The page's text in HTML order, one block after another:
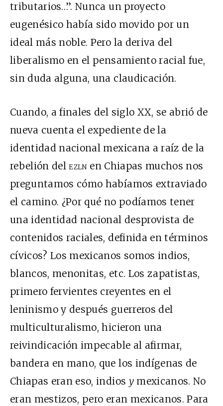
tributarios…”. Nunca un proyecto
eugenésico había sido movido por un
ideal más noble. Pero la deriva del
liberalismo en el pensamiento racial fue,
sin duda alguna, una claudicación.
Cuando, a finales del siglo XX, se abrió de
nueva cuenta el expediente de la
identidad nacional mexicana a raíz de la
rebelión delezln en Chiapas muchos nos
preguntamos cómo habíamos extraviado
el camino. ¿Por qué no podíamos tener
una identidad nacional desprovista de
contenidos raciales, definida en términos
cívicos? Los mexicanos somos indios,
blancos, menonitas, etc. Los zapatistas,
primero fervientes creyentes en el
leninismo y después guerreros del
multiculturalismo, hicieron una
reivindicación impecable al afirmar,
bandera en mano, que los indígenas de
Chiapas eran eso, indios ymexicanos. No
eran mestizos, pero eran mexicanos. Para